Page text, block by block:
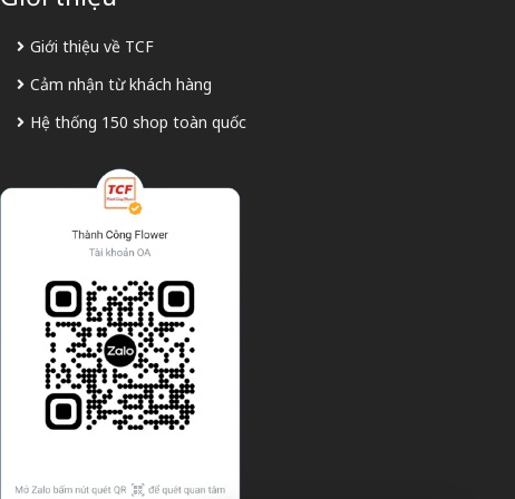
Giới thiệu về TCF
Cảm nhận từ khách hàng
Hệ thống 150 shop toàn quốc